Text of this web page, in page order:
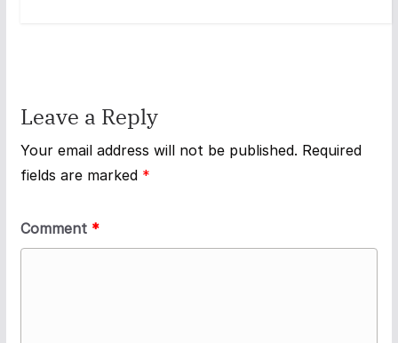
Leave a Reply
Your email address will not be published. Required
fields are marked *
Comment *